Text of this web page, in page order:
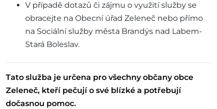
V případě dotazů či zájmu o využití služby se
obracejte na Obecní úřad Zeleneč nebo přímo
na Sociální služby města Brandýs nad Labem-
Stará Boleslav.
Tato služba je určena pro všechny občany obce
Zeleneč, kteří pečují o své blízké a potřebují
dočasnou pomoc.